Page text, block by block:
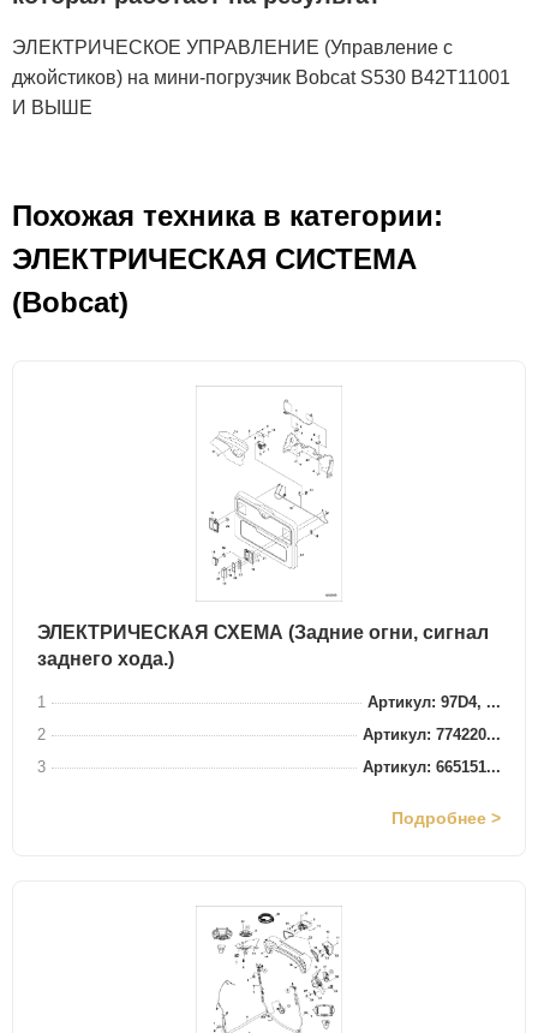
ЭЛЕКТРИЧЕСКОЕ УПРАВЛЕНИЕ (Управление с
джойстиков) на мини-погрузчик Bobcat S530 B42T11001
И ВЫШЕ
Похожая техника в категории:
ЭЛЕКТРИЧЕСКАЯ СИСТЕМА
(Bobcat)
ЭЛЕКТРИЧЕСКАЯ СХЕМА (Задние огни, сигнал
заднего хода.)
1
Артикул: 97D4, ...
2
Артикул: 774220...
3
Артикул: 665151...
Подробнее >